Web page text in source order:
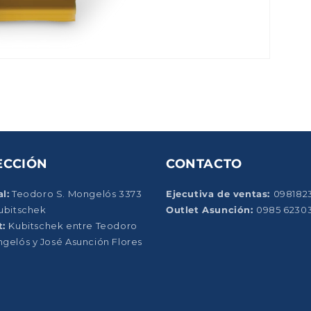
Teodoro S. Mongelós 3373
Kubitschek entre Teodoro
y José Asunción Flores
CONTACTO
Ejecutiva de ventas:
Outlet Asunción: 0985